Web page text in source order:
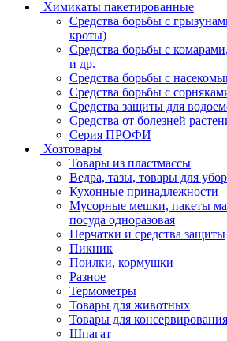
Химикаты пакетированные
Средства борьбы с
кроты)
Средства борьбы с
и др.
Средства борьбы с
Средства борьбы с
Средства защиты для
Средства от болезней
Серия ПРОФИ
Хозтовары
Товары из пластмассы
Ведра, тазы, товары для
Кухонные принадлежности
Мусорные мешки, пакеты
посуда одноразовая
Перчатки и средства защиты
Пикник
Поилки, кормушки
Разное
Термометры
Товары для животных
Товары для консервирования
Шпагат